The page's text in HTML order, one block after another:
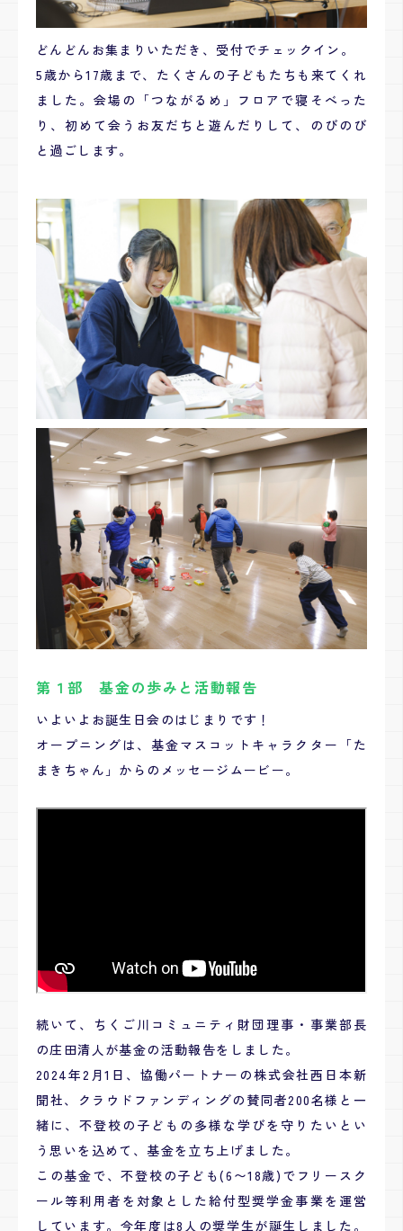
どんどんお集まりいただき、受付でチェックイン。
5歳から17歳まで、たくさんの子どもたちも来てくれ
ました。会場の「つながるめ」フロアで寝そべった
り、初めて会うお友だちと遊んだりして、のびのび
と過ごします。
第１部 基金の歩みと活動報告
いよいよお誕生日会のはじまりです！
オープニングは、基金マスコットキャラクター「た
まきちゃん」からのメッセージムービー。
続いて、ちくご川コミュニティ財団理事・事業部長
の庄田清人が基金の活動報告をしました。
2024年2月1日、協働パートナーの株式会社西日本新
聞社、クラウドファンディングの賛同者200名様と一
緒に、不登校の子どもの多様な学びを守りたいとい
う思いを込めて、基金を立ち上げました。
この基金で、不登校の子ども(6〜18歳)でフリースク
ール等利用者を対象とした給付型奨学金事業を運営
しています。今年度は8人の奨学生が誕生しました。